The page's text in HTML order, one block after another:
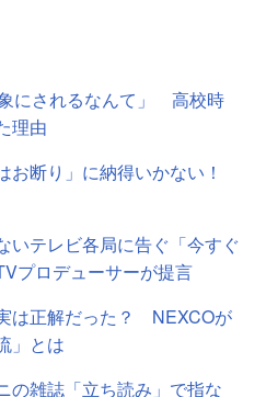
にされるなんて」 高校時
理由
お断り」に納得いかない！
いテレビ各局に告ぐ「今すぐ
プロデューサーが提言
は正解だった？ NEXCOが
」とは
の雑誌「立ち読み」で指な